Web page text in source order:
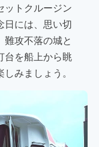
ットクルージン
日には、思い切
難攻不落の城と
台を船上から眺
みましょう。